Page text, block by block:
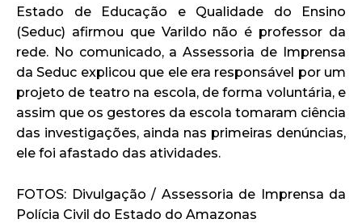
Estado de Educação e Qualidade do Ensino
(Seduc) afirmou que Varildo não é professor da
rede. No comunicado, a Assessoria de Imprensa
da Seduc explicou que ele era responsável por um
projeto de teatro na escola, de forma voluntária, e
assim que os gestores da escola tomaram ciência
das investigações, ainda nas primeiras denúncias,
ele foi afastado das atividades.
FOTOS: Divulgação / Assessoria de Imprensa da
Polícia Civil do Estado do Amazonas